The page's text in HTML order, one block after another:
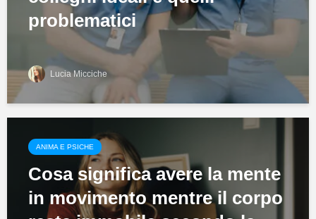
problematici
Lucia Micciche
ANIMA E PSICHE
Cosa significa avere la mente
in movimento mentre il corpo